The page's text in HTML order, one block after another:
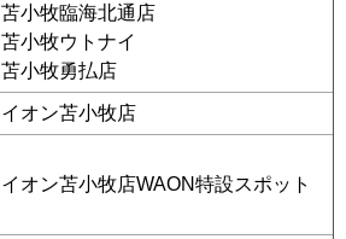
苫小牧臨海北通店
苫小牧ウトナイ
苫小牧勇払店
イオン苫小牧店
イオン苫小牧店WAON特設スポット